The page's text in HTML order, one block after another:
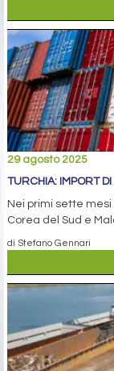
29 agosto 2025
TURCHIA: IMPORT
Nei primi sette
Corea del Sud e
di Stefano Gennari